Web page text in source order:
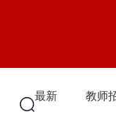
最新 教师